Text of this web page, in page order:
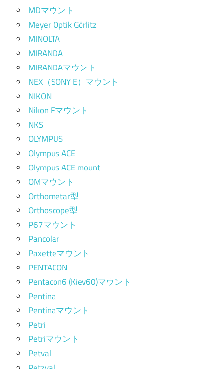
MDマウント
Meyer Optik Görlitz
MINOLTA
MIRANDA
MIRANDAマウント
NEX（SONY E）マウント
NIKON
Nikon Fマウント
NKS
OLYMPUS
Olympus ACE
Olympus ACE mount
OMマウント
Orthometar型
Orthoscope型
P67マウント
Pancolar
Paxetteマウント
PENTACON
Pentacon6 (Kiev60)マウント
Pentina
Pentinaマウント
Petri
Petriマウント
Petval